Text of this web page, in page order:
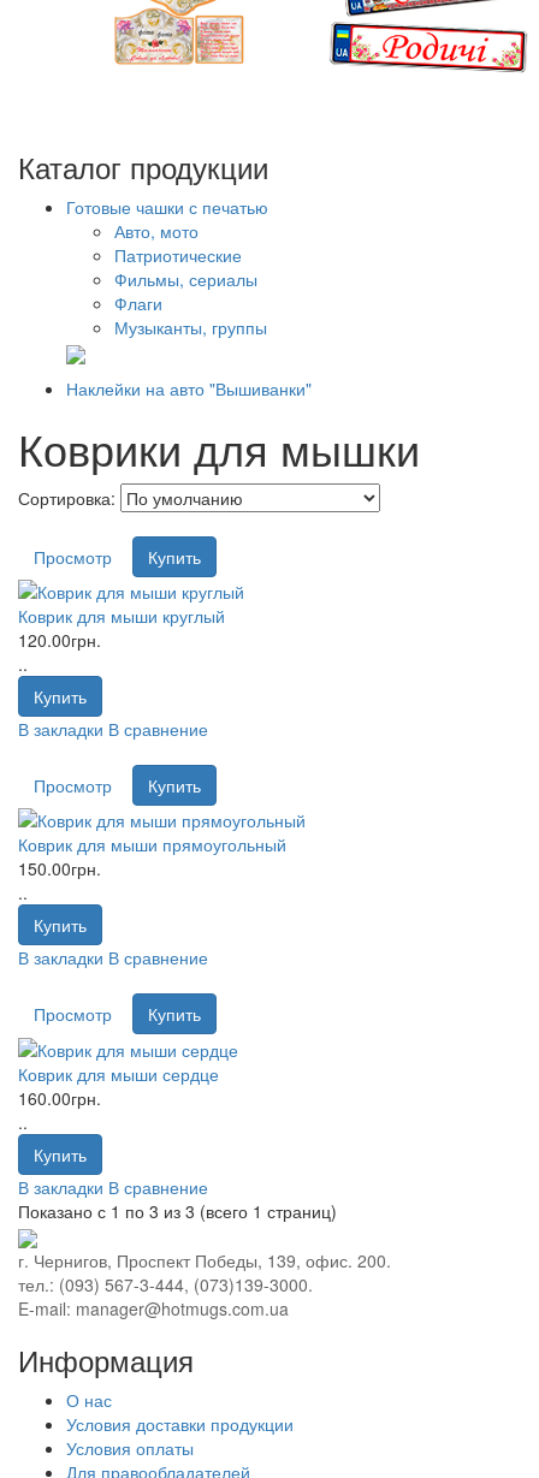
Каталог продукции
Готовые чашки с печатью
Авто, мото
Патриотические
Фильмы, сериалы
Флаги
Музыканты, группы
Наклейки на авто "Вышиванки"
Коврики для мышки
Сортировка:
Просмотр Купить
Коврик для мыши круглый
120.00грн.
..
Купить
В закладки В сравнение
Просмотр Купить
Коврик для мыши прямоугольный
150.00грн.
..
Купить
В закладки В сравнение
Просмотр Купить
Коврик для мыши сердце
160.00грн.
..
Купить
В закладки В сравнение
Показано с 1 по 3 из 3 (всего 1 страниц)
г. Чернигов, Проспект Победы, 139, офис. 200.
тел.: (093) 567-3-444, (073)139-3000.
E-mail: manager@hotmugs.com.ua
Информация
О нас
Условия доставки продукции
Условия оплаты
Для правообладателей